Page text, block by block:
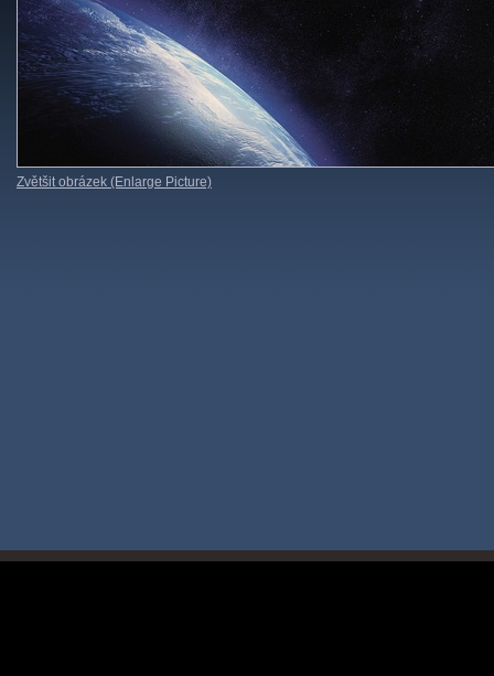
Zvětšit obrázek (Enlarge Picture)